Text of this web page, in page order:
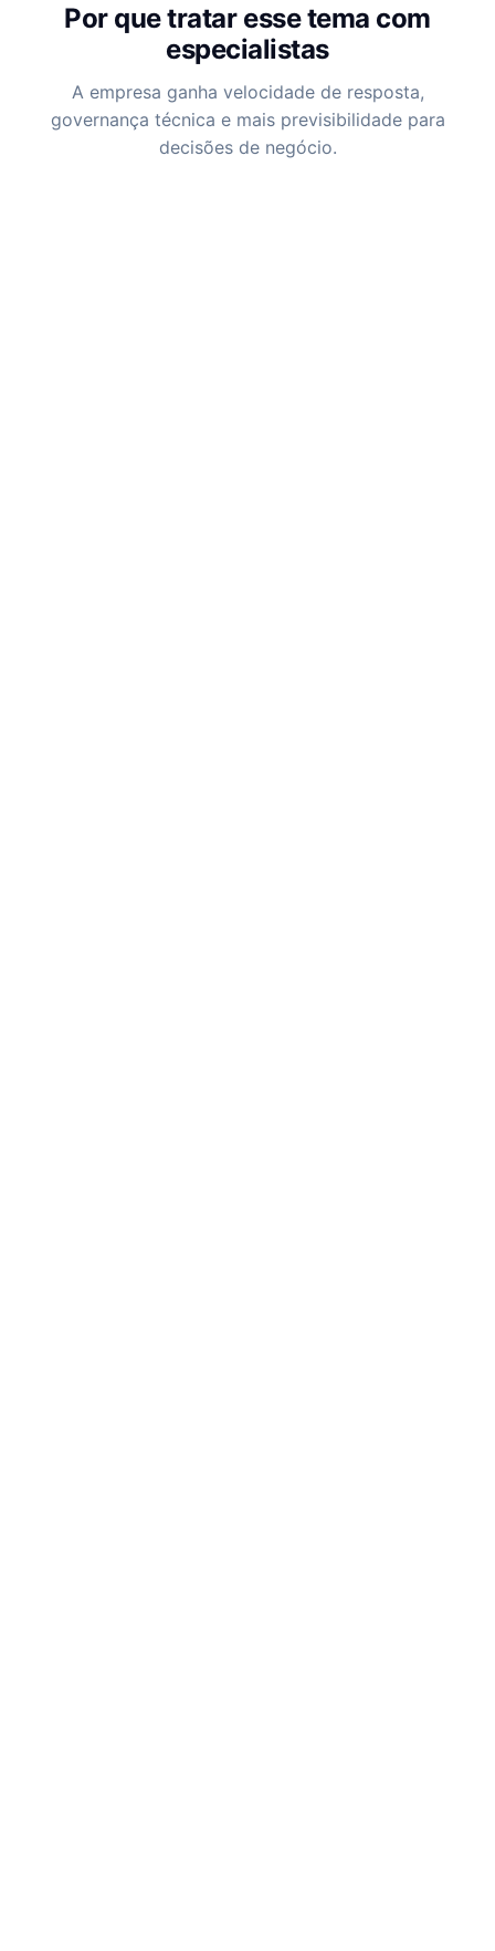
Por que tratar esse tema com
especialistas
A empresa ganha velocidade de resposta,
governança técnica e mais previsibilidade para
decisões de negócio.